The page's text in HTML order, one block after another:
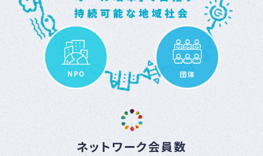
ネットワーク会員数